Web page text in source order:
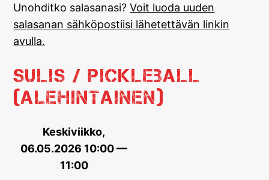
Unohditko salasanasi?Voit luoda uuden
salasanan sähköpostiisi lähetettävän linkin
avulla.
Sulis / Pickleball
(alehintainen)
Keskiviikko,
06.05.2026 10:00 —
11:00